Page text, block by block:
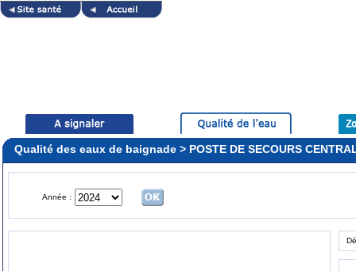
Qualité des eaux de baignade > POSTE DE SECOURS
Année :